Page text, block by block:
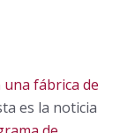
fábrica de
es la noticia